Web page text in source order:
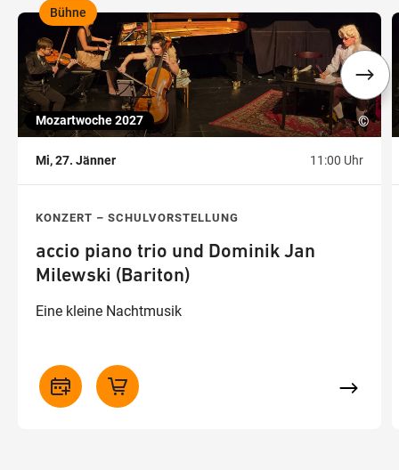
,
©
Mozartwoche 2027
Bühne
Mi, 27. Jänner 11:00 Uhr
KONZERT – SCHULVORSTELLUNG
accio piano trio und Dominik Jan
Milewski (Bariton)
Eine kleine Nachtmusik
,